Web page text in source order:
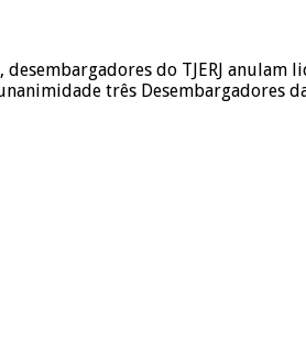
do TJERJ
três Desembargadores